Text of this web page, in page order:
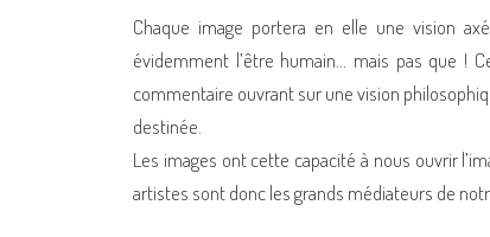
Chaque image portera en elle une vision
évidemment l’être humain… mais pas que !
commentaire ouvrant sur une vision
destinée.
Les images ont cette capacité à nous ouvrir
artistes sont donc les grands médiateurs de